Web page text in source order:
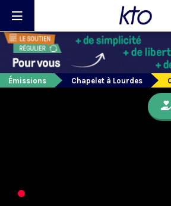
Émissions Chapelet à Lourdes